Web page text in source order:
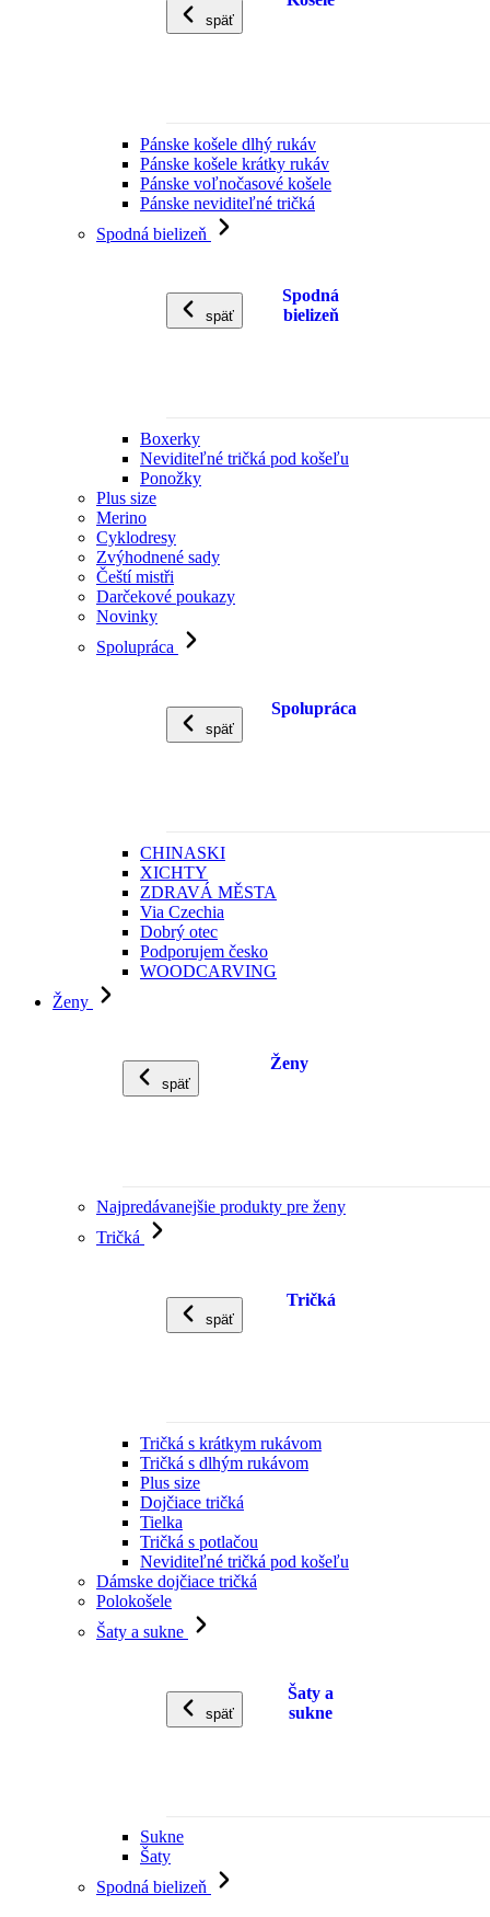
späť
Pánske košele dlhý rukáv
Pánske košele krátky rukáv
Pánske voľnočasové košele
Pánske neviditeľné tričká
Spodná bielizeň
späť
Spodná
bielizeň
Boxerky
Neviditeľné tričká pod košeľu
Ponožky
Plus size
Merino
Cyklodresy
Zvýhodnené sady
Čeští mistři
Darčekové poukazy
Novinky
Spolupráca
späť
Spolupráca
CHINASKI
XICHTY
ZDRAVÁ MĚSTA
Via Czechia
Dobrý otec
Podporujem česko
WOODCARVING
Ženy
späť
Ženy
Najpredávanejšie produkty pre ženy
Tričká
späť
Tričká
Tričká s krátkym rukávom
Tričká s dlhým rukávom
Plus size
Dojčiace tričká
Tielka
Tričká s potlačou
Neviditeľné tričká pod košeľu
Dámske dojčiace tričká
Polokošele
Šaty a sukne
späť
Šaty a
sukne
Sukne
Šaty
Spodná bielizeň